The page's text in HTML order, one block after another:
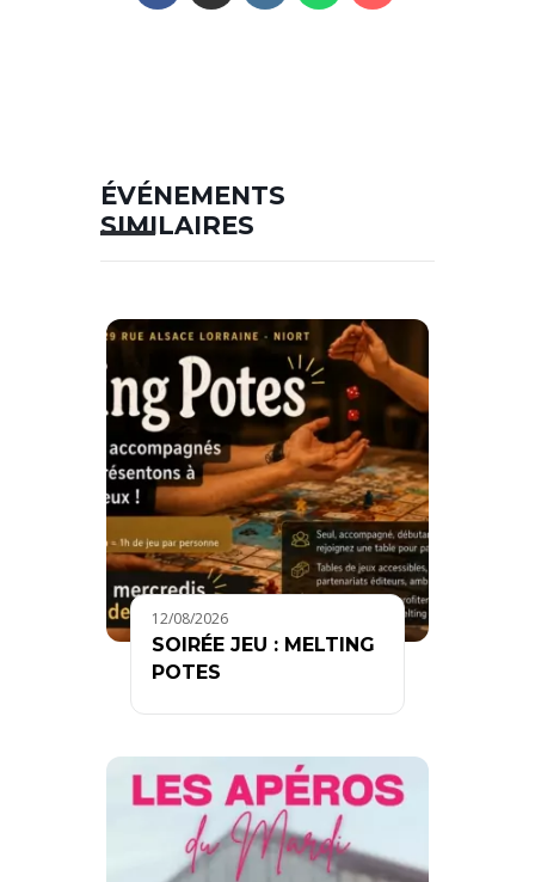
ÉVÉNEMENTS
SIMILAIRES
12/08/2026
SOIRÉE JEU : MELTING
POTES